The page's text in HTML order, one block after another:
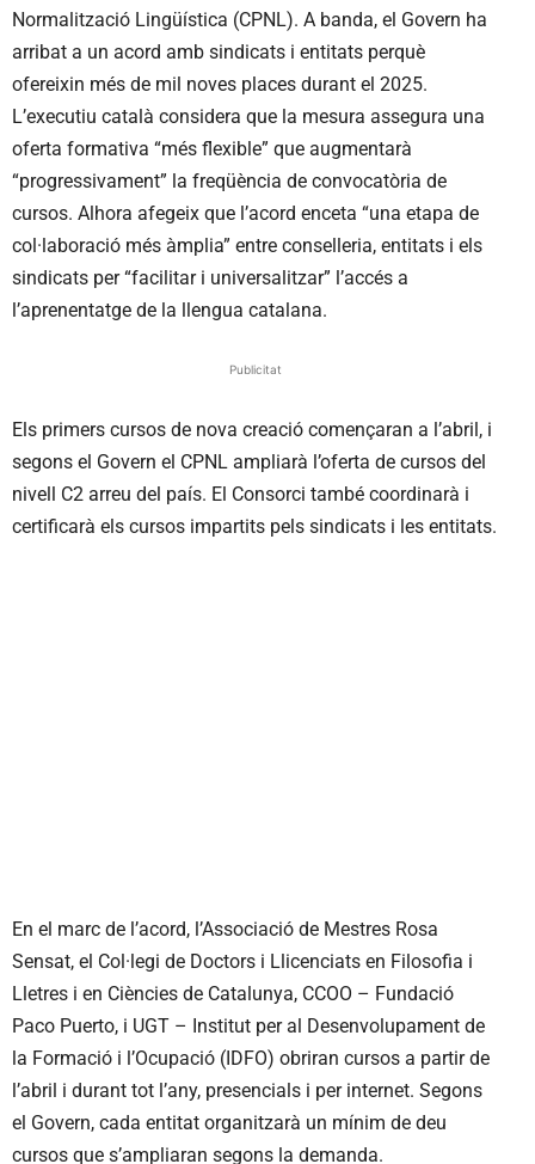
Normalització Lingüística (CPNL). A banda, el Govern ha
arribat a un acord amb sindicats i entitats perquè
ofereixin més de mil noves places durant el 2025.
L’executiu català considera que la mesura assegura una
oferta formativa “més flexible” que augmentarà
“progressivament” la freqüència de convocatòria de
cursos. Alhora afegeix que l’acord enceta “una etapa de
col·laboració més àmplia” entre conselleria, entitats i els
sindicats per “facilitar i universalitzar” l’accés a
l’aprenentatge de la llengua catalana.
Publicitat
Els primers cursos de nova creació començaran a l’abril, i
segons el Govern el CPNL ampliarà l’oferta de cursos del
nivell C2 arreu del país. El Consorci també coordinarà i
certificarà els cursos impartits pels sindicats i les entitats.
En el marc de l’acord, l’Associació de Mestres Rosa
Sensat, el Col·legi de Doctors i Llicenciats en Filosofia i
Lletres i en Ciències de Catalunya, CCOO – Fundació
Paco Puerto, i UGT – Institut per al Desenvolupament de
la Formació i l’Ocupació (IDFO) obriran cursos a partir de
l’abril i durant tot l’any, presencials i per internet. Segons
el Govern, cada entitat organitzarà un mínim de deu
cursos que s’ampliaran segons la demanda.